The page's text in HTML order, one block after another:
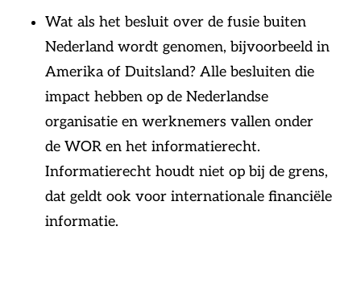
Wat als het besluit over de fusie buiten
Nederland wordt genomen, bijvoorbeeld in
Amerika of Duitsland? Alle besluiten die
impact hebben op de Nederlandse
organisatie en werknemers vallen onder
de WOR en het informatierecht.
Informatierecht houdt niet op bij de grens,
dat geldt ook voor internationale financiële
informatie.